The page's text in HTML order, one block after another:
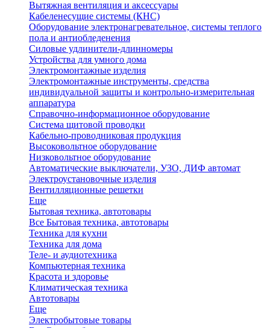
Вытяжная вентиляция и аксессуары
Кабеленесущие системы (КНС)
Оборудование электронагревательное, системы теплого
пола и антиобледенения
Силовые удлинители-длинномеры
Устройства для умного дома
Электромонтажные изделия
Электромонтажные инструменты, средства
индивидуальной защиты и контрольно-измерительная
аппаратура
Справочно-информационное оборудование
Система щитовой проводки
Кабельно-проводниковая продукция
Высоковольтное оборудование
Низковольтное оборудование
Автоматические выключатели, УЗО, ДИФ автомат
Электроустановочные изделия
Вентилляционные решетки
Еще
Бытовая техника, автотовары
Все Бытовая техника, автотовары
Техника для кухни
Техника для дома
Теле- и аудиотехника
Компьютерная техника
Красота и здоровье
Климатическая техника
Автотовары
Еще
Электробытовые товары